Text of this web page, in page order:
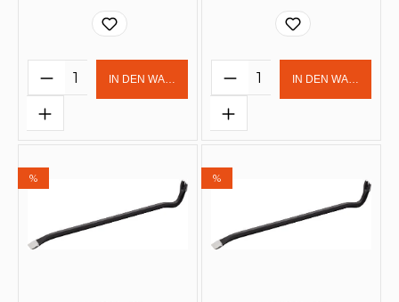
Produkt Anzahl: Gib den
IN DEN WARENKORB Produkt Anzahl:
IN DEN
% %